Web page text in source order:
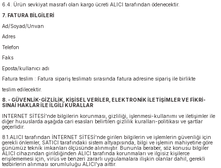
6.4. Ürün sevkiyat masrafı olan kargo ücreti ALICI tarafından ödenecektir.
7. FATURA BİLGİLERİ
Ad/Soyad/Unvan
Adres
Telefon
Faks
Eposta/kullanıcı adı
Fatura teslim : Fatura sipariş teslimatı sırasında fatura adresine sipariş ile birlikte
teslim edilecektir.
8. - GÜVENLİK-GİZLİLİK, KİŞİSEL VERİLER, ELEKTRONİK İLETİŞİMLER VE FİKRİ-
SINAİ HAKLAR İLE İLGİLİ KURALLAR
INTERNET SİTESİ'nde bilgilerin korunması, gizliliği, işlenmesi-kullanımı ve iletişimler ile
diğer hususlarda aşağıda cari esasları belirtilen gizlilik kuralları-politikası ve şartlar
geçerlidir.
8.1.ALICI tarafından İNTERNET SİTESİ'nde girilen bilgilerin ve işlemlerin güvenliği için
gerekli önlemler, SATICI tarafındaki sistem altyapısında, bilgi ve işlemin mahiyetine göre
günümüz teknik imkanları ölçüsünde alınmıştır. Bununla beraber, söz konusu bilgiler
ALICI cihazından girildiğinden ALICI tarafında korunmaları ve ilgisiz kişilerce
erişilememesi için, virüs ve benzeri zararlı uygulamalara ilişkin olanlar dahil, gerekli
tedbirlerin alınması sorumluluğu ALICI'ya aittir.